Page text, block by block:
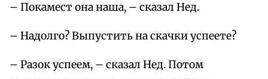
– Покамест она наша, – сказал Нед.
– Надолго? Выпустить на скачки успеете?
– Разок успеем, – сказал Нед. Потом